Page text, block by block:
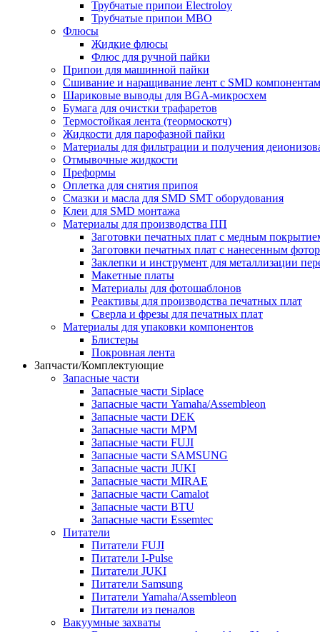
Трубчатые припои Electroloy
Трубчатые припои MBO
Флюсы
Жидкие флюсы
Флюс для ручной пайки
Припои для машинной пайки
Сшивание и наращивание лент с SMD
Шариковые выводы для BGA-микросхем
Бумага для очистки трафаретов
Термостойкая лента (теормоскотч)
Жидкости для парофазной пайки
Материалы для фильтрации и получения
Отмывочные жидкости
Преформы
Оплетка для снятия припоя
Смазки и масла для SMD SMT оборудования
Клеи для SMD монтажа
Материалы для производства ПП
Заготовки печатных плат с медным
Заготовки печатных плат с нанесенным
Заклепки и инструмент для металлизации
Макетные платы
Материалы для фотошаблонов
Реактивы для производства печатных плат
Сверла и фрезы для печатных плат
Материалы для упаковки компонентов
Блистеры
Покровная лента
Запчасти/Комплектующие
Запасные части
Запасные части Siplace
Запасные части Yamaha/Assembleon
Запасные части DEK
Запасные части MPM
Запасные части FUJI
Запасные части SAMSUNG
Запасные части JUKI
Запасные части MIRAE
Запасные части Camalot
Запасные части BTU
Запасные части Essemtec
Питатели
Питатели FUJI
Питатели I-Pulse
Питатели JUKI
Питатели Samsung
Питатели Yamaha/Assembleon
Питатели из пеналов
Вакуумные захваты